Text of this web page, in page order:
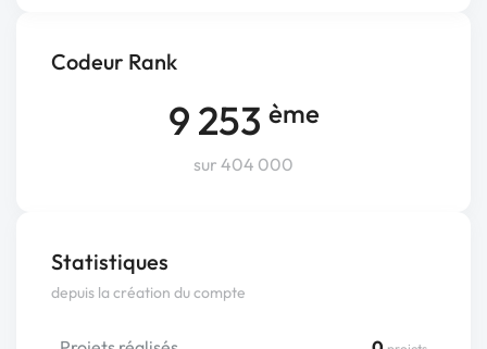
Codeur Rank
9 253 ème
sur 404 000
Statistiques
depuis la création du compte